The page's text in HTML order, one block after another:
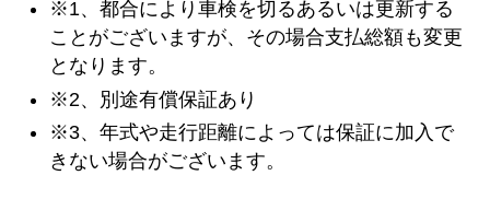
※1、都合により車検を切るあるいは更新する
ことがございますが、その場合支払総額も変更
となります。
※2、別途有償保証あり
※3、年式や走行距離によっては保証に加入で
きない場合がございます。